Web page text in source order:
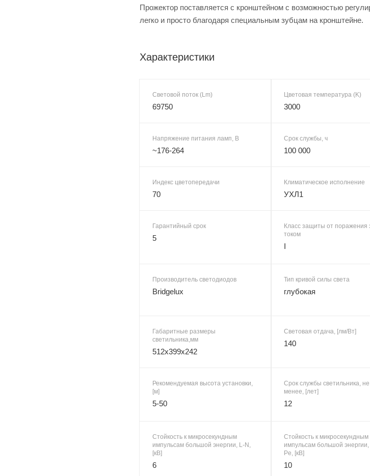
Прожектор поставляется с кронштейном с возможностью
легко и просто благодаря специальным зубцам на кронштейне.
Характеристики
Световой поток (Lm)
69750
Цветовая температура (K)
3000
Напряжение питания ламп, В
~176-264
Срок службы, ч
100 000
Индекс цветопередачи
70
Климатическое исполнение
УХЛ1
Гарантийный срок
5
Класс защиты от поражения
током
I
Производитель светодиодов
Bridgelux
Тип кривой силы света
глубокая
Габаритные размеры
светильника,мм
512x399x242
Световая отдача, [лм/Вт]
140
Рекомендуемая высота установки,
[м]
5-50
Срок службы светильника, не
менее, [лет]
12
Стойкость к микросекундным
импульсам большой энергии, L-N,
[кВ]
6
Стойкость к микросекундным
импульсам большой
Pe, [кВ]
10